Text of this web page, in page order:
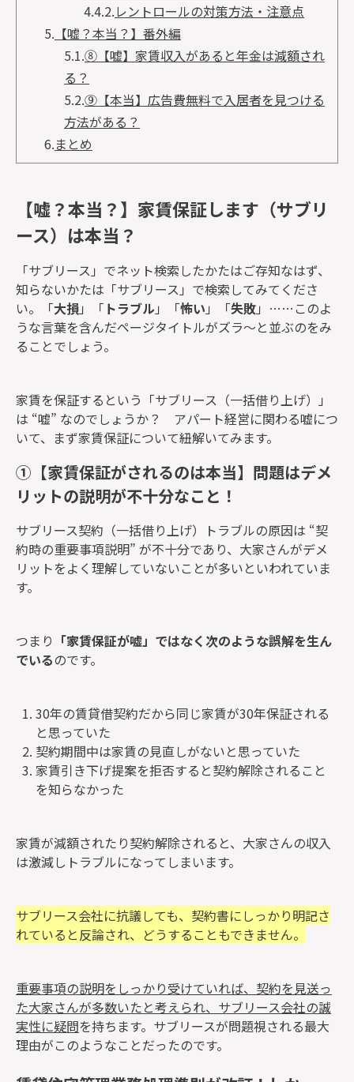
4.4.2.レントロールの対策方法・注意点
5. 【嘘？本当？】番外編
5.1.⑧【嘘】家賃収入があると年金は減額され
る？
5.2.⑨【本当】広告費無料で入居者を見つける
方法がある？
6.まとめ
【嘘？本当？】家賃保証します（サブリ
ース）は本当？
「サブリース」でネット検索したかたはご存知なはず、
知らないかたは「サブリース」で検索してみてくださ
い。「大損」「 トラブル 」「怖い 」「失敗」……このよ
うな言葉を含んだページタイトルがズラ～と並ぶのをみ
ることでしょう。
家賃を保証するという「サブリース（一括借り上げ）」
は “嘘” なのでしょうか？ アパート経営に関わる嘘につ
いて、まず家賃保証について紐解いてみます。
①【家賃保証がされるのは本当】問題はデメ
リットの説明が不十分なこと！
サブリース契約（一括借り上げ）
トラブルの原因は “契
約時の重要事項説明” が不十分であり、大家さんがデメ
リットをよく理解していないことが多いといわれていま
す。
つまり 「家賃保証が嘘」ではなく次のような誤解を生ん
でいるのです。
30年の賃貸借契約だから同じ家賃が30年保証される
と思っていた
契約期間中は家賃の見直しがないと思っていた
家賃引き下げ提案を拒否すると契約解除されること
を知らなかった
家賃が減額されたり契約解除されると、大家さんの収入
は激減しトラブルになってしまいます。
サブリース会社に抗議しても、契約書にしっかり明記さ
れていると反論され、どうすることもできません。
重要事項の説明をしっかり受けていれば、契約を見送っ
た大家さんが多数いたと考えられ、サブリース会社の誠
実性に疑問を持ちます。サブリースが問題視される最大
理由がこのようなことだったのです。